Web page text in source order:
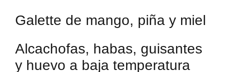
Galette de mango, piña y miel
Alcachofas, habas, guisantes
y huevo a baja temperatura